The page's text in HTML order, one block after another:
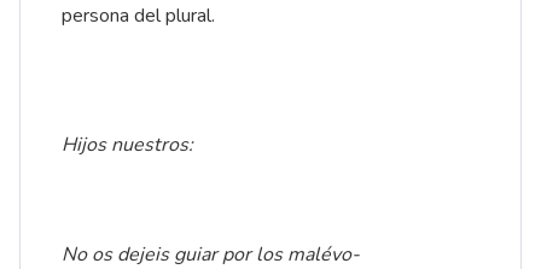
persona del plural.
Hijos nuestros:
No os dejeis guiar por los malévo-